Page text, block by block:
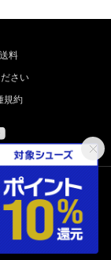
料
さい
規約